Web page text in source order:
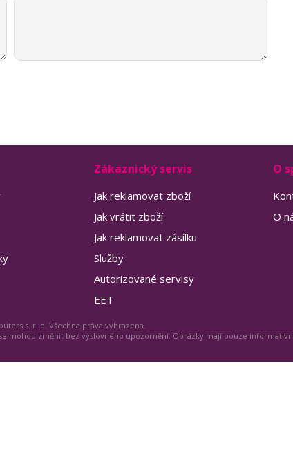
Zákaznický servis
Jak reklamovat zboží
Jak vrátit zboží
Jak reklamovat zásilku
Služby
Autorizované servisy
EET
O
O
s. r. o. Všechna práva vyhrazena.
mohou změnit bez výslovného upozornění. Obrázky mají pouze